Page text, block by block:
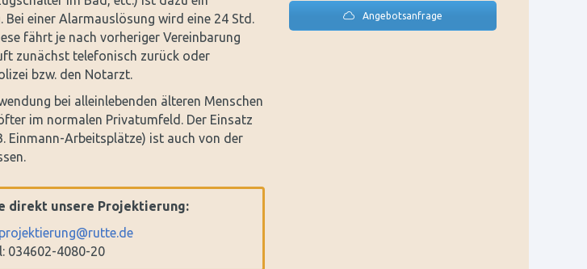
einer Alarmauslösung wird eine 24 Std.
fährt je nach vorheriger Vereinbarung
zunächst telefonisch zurück oder
bzw. den Notarzt.
bei alleinlebenden älteren Menschen
im normalen Privatumfeld. Der Einsatz
Einmann-Arbeitsplätze) ist auch von der
direkt unsere Projektierung:
projektierung@rutte.de
034602-4080-20
Angebotsanfrage